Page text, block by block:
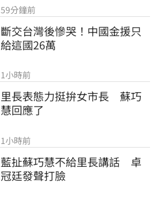
59分鐘前
斷交台灣後慘哭！中國金援只
給這國26萬
1小時前
里長表態力挺拚女市長　蘇巧
慧回應了
1小時前
藍扯蘇巧慧不給里長講話　卓
冠廷發聲打臉